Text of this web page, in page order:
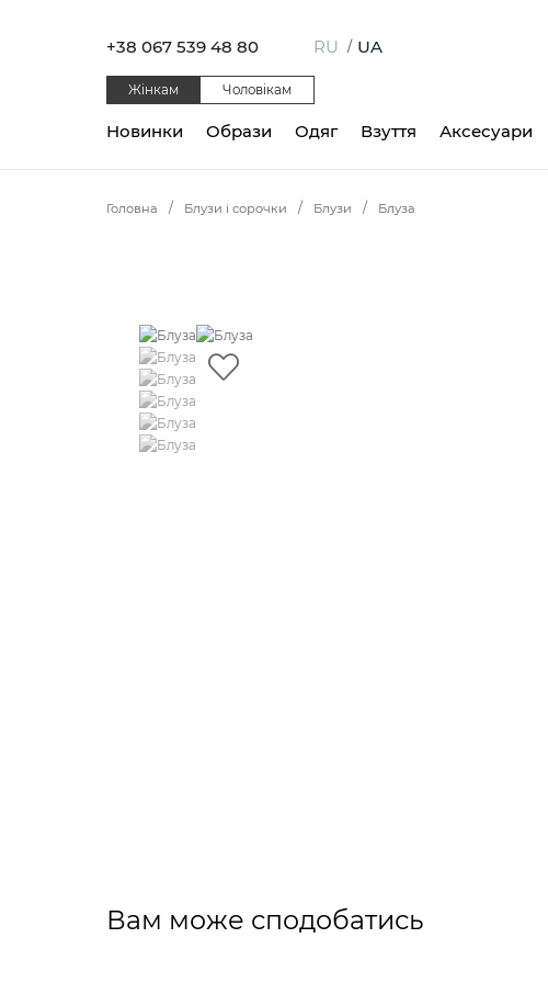
+38 067 539 48 80 RU / UA
Жінкам Чоловікам
Одяг Взуття Аксесуари
Новинки Образи
Головна Блузи і сорочки Блузи Блуза
Вам може сподобатись